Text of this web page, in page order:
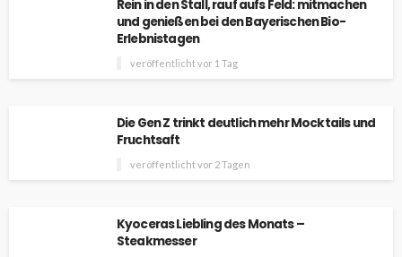
Rein in den Stall, rauf aufs Feld: mitmachen
und genießen bei den Bayerischen Bio-
Erlebnistagen
veröffentlicht vor 1 Tag
Die Gen Z trinkt deutlich mehr Mocktails und
Fruchtsaft
veröffentlicht vor 2 Tagen
Kyoceras Liebling des Monats –
Steakmesser